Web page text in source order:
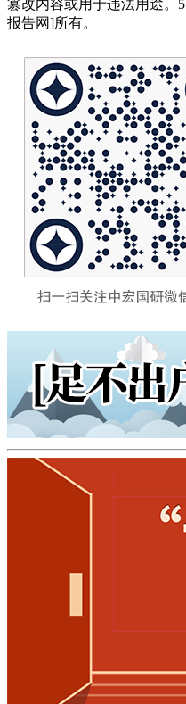
篡改内容或用于违法用途。
报告网]所有。